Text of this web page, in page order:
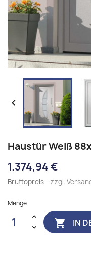

Haustür Weiß
1.374,94 €
Bruttopreis zzgl.
Menge
 IN